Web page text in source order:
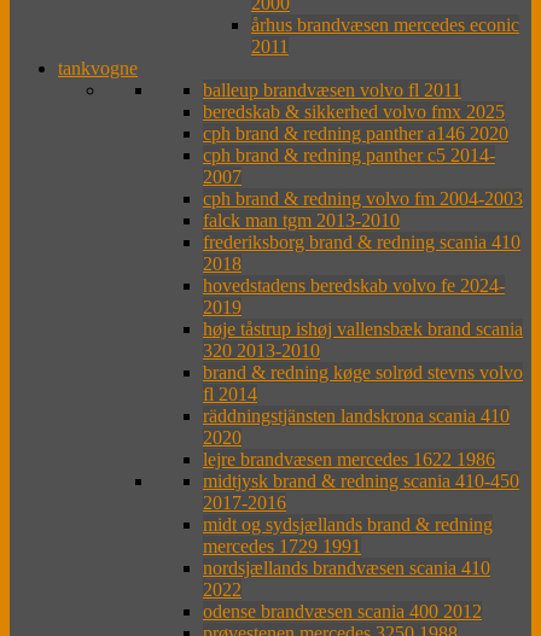
århus brandvæsen mercedes econic
2011
tankvogne
balleup brandvæsen volvo fl 2011
beredskab & sikkerhed volvo fmx 2025
cph brand & redning panther a146 2020
cph brand & redning panther c5 2014-
2007
cph brand & redning volvo fm 2004-2003
falck man tgm 2013-2010
frederiksborg brand & redning scania 410
2018
hovedstadens beredskab volvo fe 2024-
2019
høje tåstrup ishøj vallensbæk brand scania
320 2013-2010
brand & redning køge solrød stevns volvo
fl 2014
räddningstjänsten landskrona scania 410
2020
lejre brandvæsen mercedes 1622 1986
midtjysk brand & redning scania 410-450
2017-2016
midt og sydsjællands brand & redning
mercedes 1729 1991
nordsjællands brandvæsen scania 410
2022
odense brandvæsen scania 400 2012